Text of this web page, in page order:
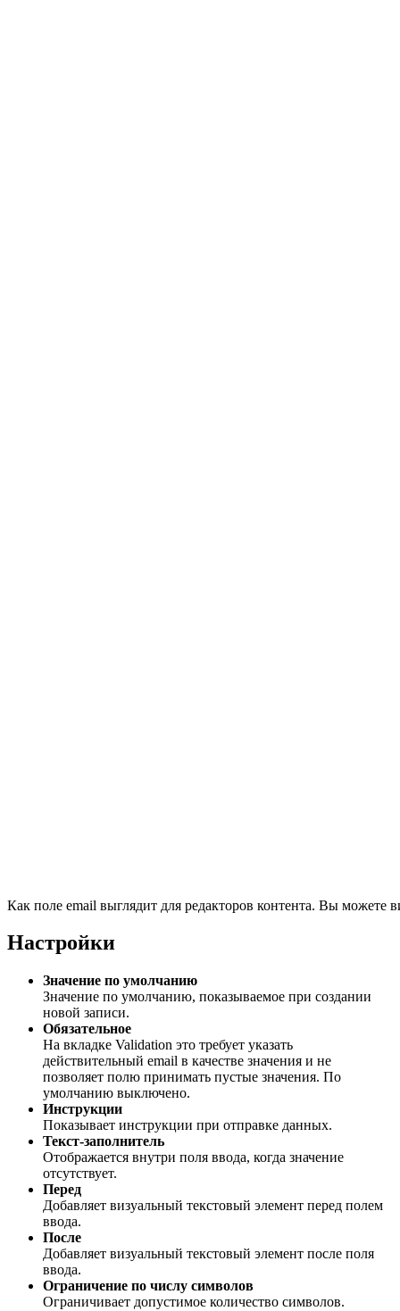
Как поле email выглядит для редакторов контента. Вы можете
Настройки
Значение по умолчанию
Значение по умолчанию, показываемое при создании
новой записи.
Обязательное
На вкладке Validation это требует указать
действительный email в качестве значения и не
позволяет полю принимать пустые значения. По
умолчанию выключено.
Инструкции
Показывает инструкции при отправке данных.
Текст-заполнитель
Отображается внутри поля ввода, когда значение
отсутствует.
Перед
Добавляет визуальный текстовый элемент перед полем
ввода.
После
Добавляет визуальный текстовый элемент после поля
ввода.
Ограничение по числу символов
Ограничивает допустимое количество символов.